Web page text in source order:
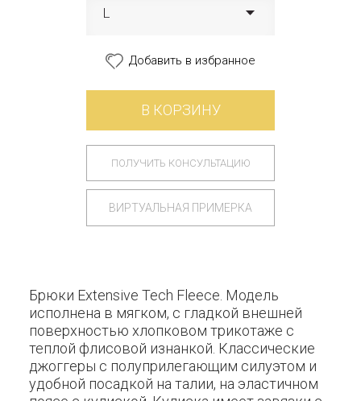
L
Добавить в избранное
В КОРЗИНУ
ПОЛУЧИТЬ КОНСУЛЬТАЦИЮ
ВИРТУАЛЬНАЯ ПРИМЕРКА
Брюки Extensive Tech Fleece. Модель
исполнена в мягком, с гладкой внешней
поверхностью хлопковом трикотаже с
теплой флисовой изнанкой. Классические
джоггеры с полуприлегающим силуэтом и
удобной посадкой на талии, на эластичном